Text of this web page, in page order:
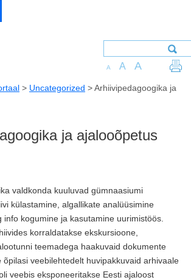
A A A
> Uncategorized >Arhiivipedagoogika ja
ja ajalooõpetus
valdkonda kuuluvad gümnaasiumi
külastamine, algallikate analüüsimine
info kogumine ja kasutamine uurimistöös.
korraldatakse ekskursioone,
teemadega haakuvaid dokumente
õpilasi veebilehtedelt huvipakkuvaid arhivaale
veebis eksponeeritakse Eesti ajaloost